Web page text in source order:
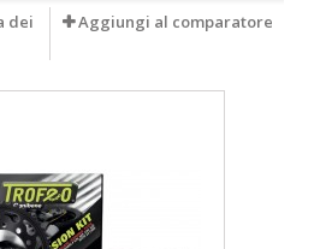
dei
Aggiungi al comparatore